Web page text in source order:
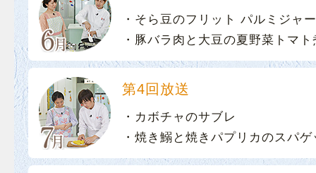
・そら豆のフリット パルミジャ
・豚バラ肉と大豆の夏野菜トマ
第4回放送
・カボチャのサブレ
・焼き鰯と焼きパプリカのスパ